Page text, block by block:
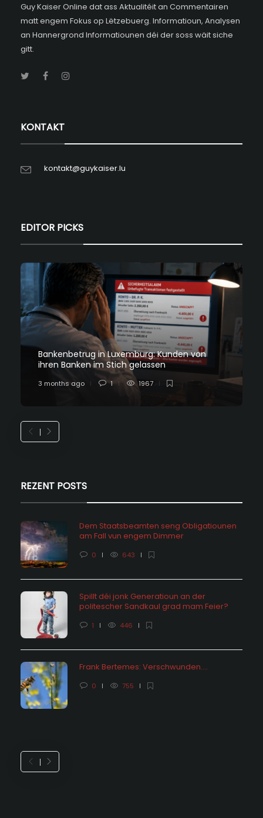
Guy Kaiser Online dat ass Aktualitéit an Commentairen
matt engem Fokus op Lëtzebuerg. Informatioun, Analysen
an Hannergrond Informatiounen déi der soss wäit siche
gitt.
KONTAKT
kontakt@guykaiser.lu
EDITOR PICKS
Bankenbetrug in Luxemburg: Kunden von
ihren Banken im Stich gelassen
3 months ago 1 1967
REZENT POSTS
Dem Staatsbeamten seng Obligatiounen
am Fall vun engem Dimmer
0 643
Spillt déi jonk Generatioun an der
politescher Sandkaul grad mam Feier?
1 446
Frank Bertemes: Verschwunden….
0 755